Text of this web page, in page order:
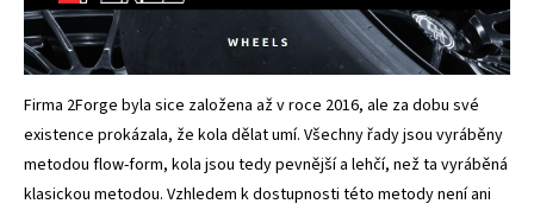
Firma 2Forge byla sice založena až v roce 2016, ale za dobu své
existence prokázala, že kola dělat umí. Všechny řady jsou vyráběny
metodou flow-form, kola jsou tedy pevnější a lehčí, než ta vyráběná
klasickou metodou. Vzhledem k dostupnosti této metody není ani